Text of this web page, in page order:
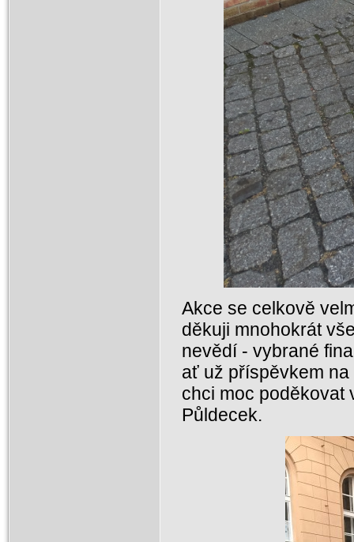
Akce se celkově
děkuji mnohokrát
nevědí - vybrané
ať už příspěvkem
chci moc poděkovat
Půldecek.